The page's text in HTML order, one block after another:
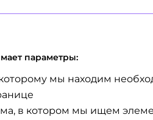
параметры:
мы находим
в котором мы ищем